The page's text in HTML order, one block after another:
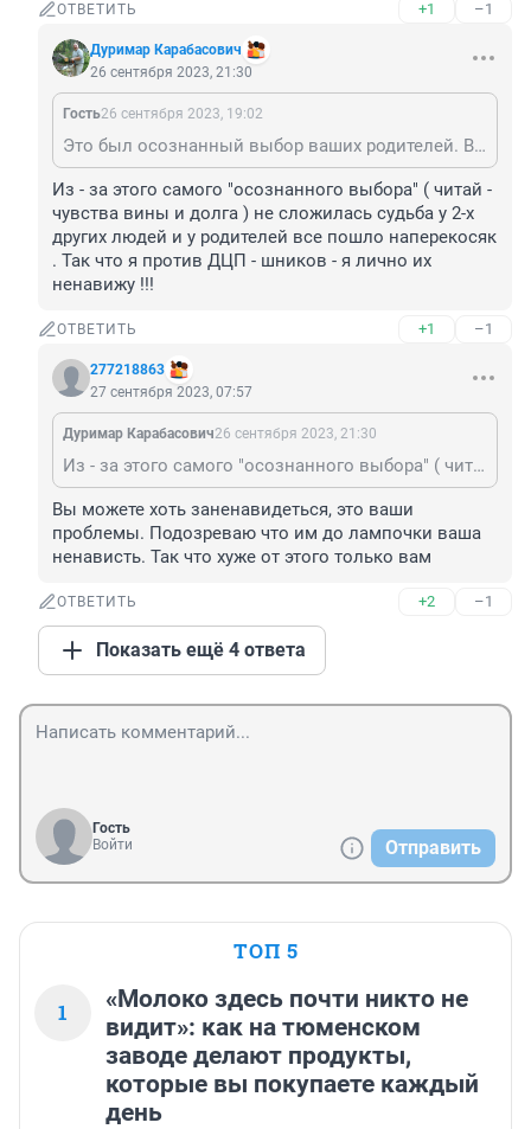
ОТВЕТИТЬ +1 –1
Дуримар Карабасович
26 сентября 2023, 21:30
Гость26 сентября 2023, 19:02
Это был осознанный выбор ваших родителей. В смысле держать «одну особу» (подозреваю что вашу сестру) дома, а не в интернате для подобных больных. Во времена СССР это было в порядке вещей, соцсетей не было, знал только узкий круг людей и никто из посторонних не осудил бы.
Из - за этого самого "осознанного выбора" ( читай -
чувства вины и долга ) не сложилась судьба у 2-х
других людей и у родителей все пошло наперекосяк
. Так что я против ДЦП - шников - я лично их
ненавижу !!!
ОТВЕТИТЬ +1 –1
277218863
27 сентября 2023, 07:57
Дуримар Карабасович26 сентября 2023, 21:30
Из - за этого самого "осознанного выбора" ( читай - чувства вины и долга ) не сложилась судьба у 2-х других людей и у родителей все пошло наперекосяк . Так что я против ДЦП - шников - я лично их ненавижу !!!
Вы можете хоть заненавидеться, это ваши
проблемы. Подозреваю что им до лампочки ваша
ненависть. Так что хуже от этого только вам
ОТВЕТИТЬ +2 –1
Показать ещё 4 ответа
Гость
Войти
Отправить
ТОП 5
1
«Молоко здесь почти никто не
видит»: как на тюменском
заводе делают продукты,
которые вы покупаете каждый
день